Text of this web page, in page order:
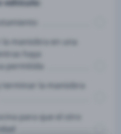
vehículo:
maniobra en una
haya
permitida
terminar la maniobra
para que el otro